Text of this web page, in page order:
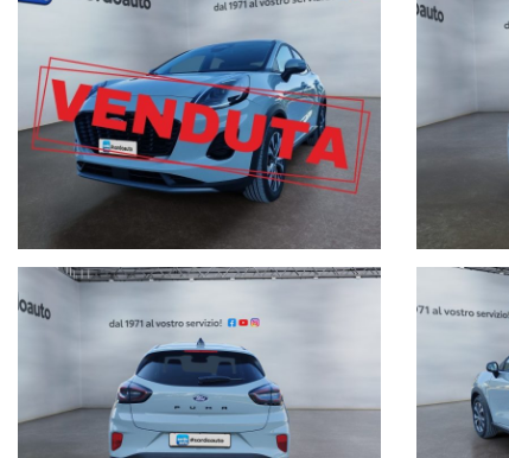
Lane assist
Sensori di parcheggio posteriori
Volante multifunzione
App connect
Cruise control adattivo
Ottima alternativa al nuovo,PRONTA CONSEGNA
, in garanzia
Siamo a vostra completa disposizione per qualsiasi prova,
Finanziamenti personalizzati in sede con le migliori condizioni del
Servizi Post-Vendita:
° Possibilità di estensione garanzia
° Soccorso stradale h24 in tutta europa 365 giorni all'anno
° Assicurazioni integrative per la salvaguardia e protezione del
Al fine di non incombere in spiacevoli equivoci, è sempre bene